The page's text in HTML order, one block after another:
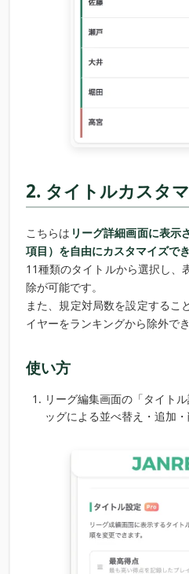
2. タイトルカスタ
こちらは リーグ詳細画面に表示
項目）を自由にカスタマイズで
11種類のタイトルから選択し、
除が可能です。
また、規定対局数を設定するこ
イヤーをランキングから除外でき
使い方
リーグ編集画面の「タイト
ッグによる並べ替え・追加・